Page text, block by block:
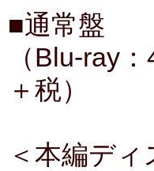
■通常盤
（Blu-ray
＋税）
＜本編ディ